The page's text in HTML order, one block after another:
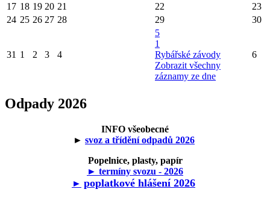
17 18 19 20 21 22
23
24 25 26 27 28 29 30
31 1 2 3 4
5
1
Rybářské závody
Zobrazit všechny
záznamy ze dne
6
Odpady 2026
INFO všeobecné
► svoz a třídění odpadů 2026
Popelnice, plasty, papír
► termíny svozu - 2026
► poplatkové hlášení 2026